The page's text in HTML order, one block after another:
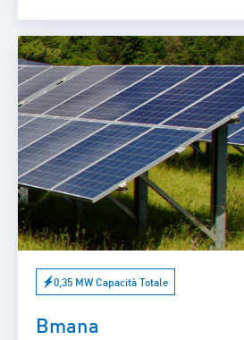
0,35 MW Capacità Totale
Bmana